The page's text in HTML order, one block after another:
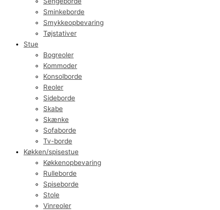
Sminkeborde
Smykkeopbevaring
Tøjstativer
Stue
Bogreoler
Kommoder
Konsolborde
Reoler
Sideborde
Skabe
Skænke
Sofaborde
Tv-borde
Køkken/spisestue
Køkkenopbevaring
Rulleborde
Spiseborde
Stole
Vinreoler